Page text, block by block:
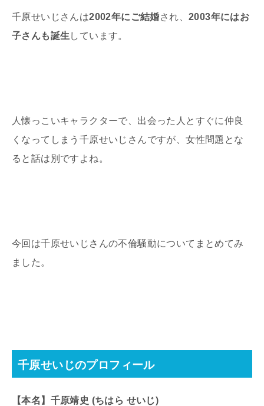
千原せいじさんは2002年にご結婚され、2003年にはお
子さんも誕生 しています。
人懐っこいキャラクターで、出会った人とすぐに仲良
くなってしまう千原せいじさんですが、女性問題とな
ると話は別ですよね。
今回は千原せいじさんの不倫騒動についてまとめてみ
ました。
千原せいじのプロフィール
【本名】千原靖史 (ちはら せいじ)